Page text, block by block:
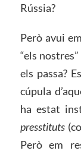
Rússia?
Però avui
“els
els passa?
cúpula
ha estat
presstituts
Però em